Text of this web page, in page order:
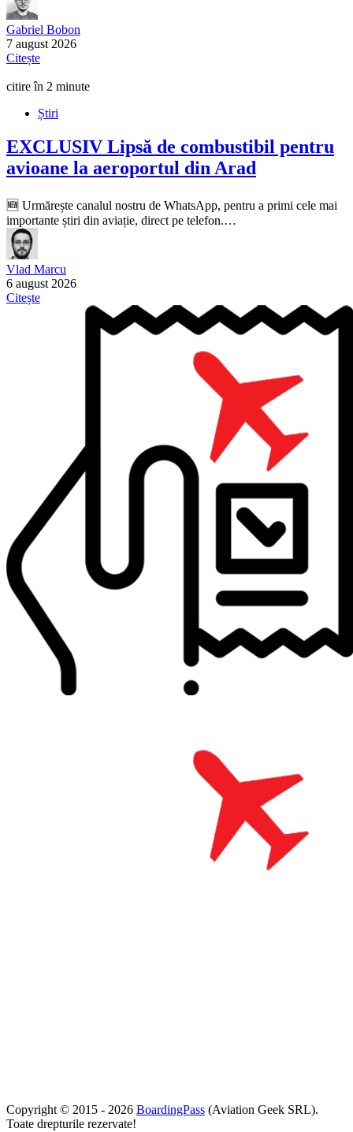
Gabriel Bobon
7 august 2026
Citește
citire în 2 minute
Știri
EXCLUSIV Lipsă de combustibil pentru
avioane la aeroportul din Arad
🆕 Urmărește canalul nostru de WhatsApp, pentru a primi cele mai
importante știri din aviație, direct pe telefon.…
Vlad Marcu
6 august 2026
Citește
Copyright © 2015 - 2026 BoardingPass (Aviation Geek SRL).
Toate drepturile rezervate!